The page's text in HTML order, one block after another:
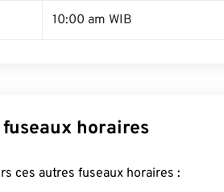
10:00 am WIB
horaires
ces autres fuseaux horaires :